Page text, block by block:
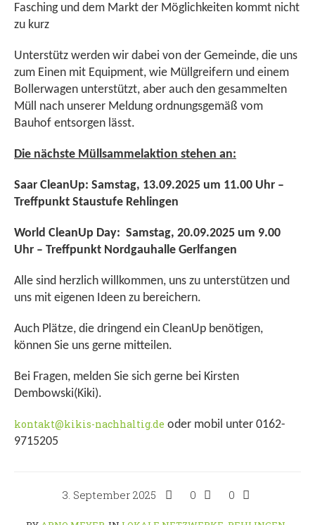
Fasching und dem Markt der Möglichkeiten kommt nicht
zu kurz
Unterstütz werden wir dabei von der Gemeinde, die uns
zum Einen mit Equipment, wie Müllgreifern und einem
Bollerwagen unterstützt, aber auch den gesammelten
Müll nach unserer Meldung ordnungsgemäß vom
Bauhof entsorgen lässt.
Die nächste Müllsammelaktion stehen an:
Saar CleanUp: Samstag, 13.09.2025 um 11.00 Uhr –
Treffpunkt Staustufe Rehlingen
World CleanUp Day: Samstag, 20.09.2025 um 9.00
Uhr – Treffpunkt Nordgauhalle Gerlfangen
Alle sind herzlich willkommen, uns zu unterstützen und
uns mit eigenen Ideen zu bereichern.
Auch Plätze, die dringend ein CleanUp benötigen,
können Sie uns gerne mitteilen.
Bei Fragen, melden Sie sich gerne bei Kirsten
Dembowski(Kiki).
kontakt@kikis-nachhaltig.de oder mobil unter 0162-
9715205
3. September 2025 0 0